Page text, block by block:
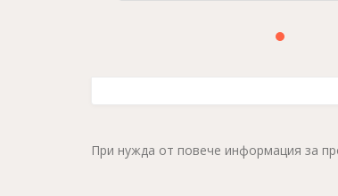
При нужда от повече информация за